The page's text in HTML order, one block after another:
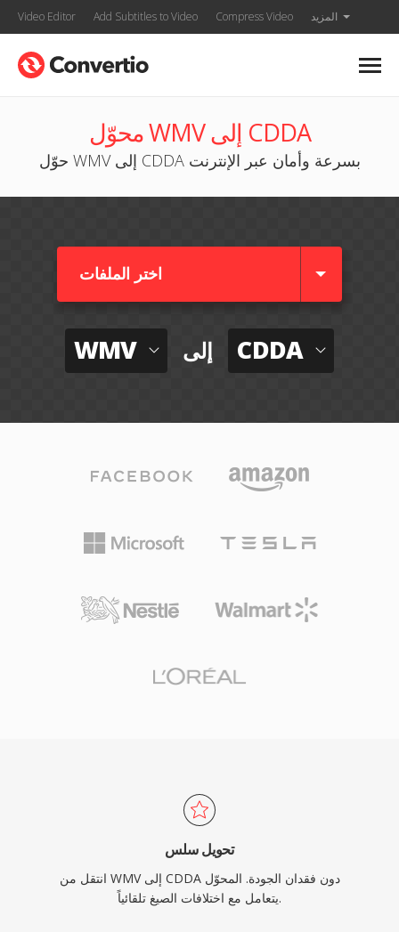
Video Editor Add Subtitles to Video Compress Video المزيد
محوّل WMV إلى CDDA
حوّل WMV إلى CDDA بسرعة وأمان عبر الإنترنت
اختر الملفات
WMV إلى CDDA
تحويل سلس
انتقل من WMV إلى CDDA دون فقدان الجودة. المحوّل
يتعامل مع اختلافات الصيغ تلقائياً.